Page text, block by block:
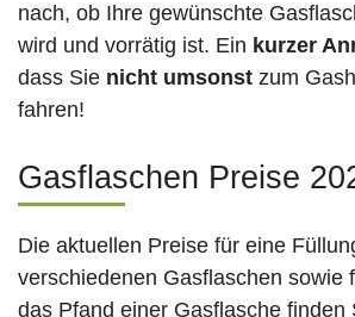
nach, ob Ihre gewünschte
wird und vorrätig ist. Ein kurzer
dass Sie nicht umsonst zum
fahren!
Gasflaschen Preise
Die aktuellen Preise für eine
verschiedenen Gasflaschen sowie
das Pfand einer Gasflasche finden